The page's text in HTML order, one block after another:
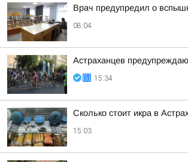
Врач предупредил о
08:04
Астраханцев
15:34
Сколько стоит икра в
15:03